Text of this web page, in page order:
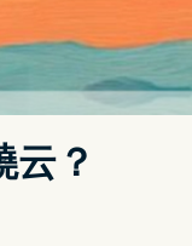
应
垃圾档
享 Microsoft PC